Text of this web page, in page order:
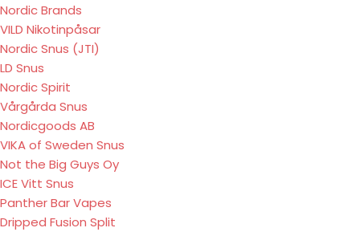
Nordic Brands
VILD Nikotinpåsar
Nordic Snus (JTI)
LD Snus
Nordic Spirit
Vårgårda Snus
Nordicgoods AB
VIKA of Sweden Snus
Not the Big Guys Oy
ICE Vitt Snus
Panther Bar Vapes
Dripped Fusion Split